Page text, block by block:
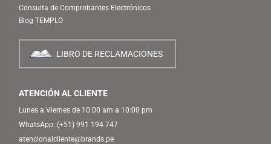
Consulta de Comprobantes Electrónicos
Blog TEMPLO
LIBRO DE RECLAMACIONES
ATENCIÓN AL CLIENTE
Lunes a Viernes de 10:00 am a 10:00 pm
WhatsApp: (+51) 991 194 747
atencionalcliente@brands.pe